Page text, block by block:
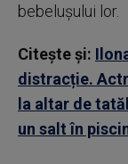
bebelușului lor.
Citește și:
distracție.
la altar de
un salt în